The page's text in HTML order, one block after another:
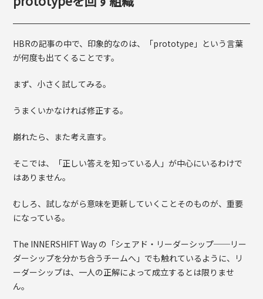
HBRの記事の中で、印象的なのは、「prototype」という言葉
が何度も出てくることです。
まず、小さく試してみる。
うまくいかなければ修正する。
崩れたら、また考え直す。
そこでは、「正しい答えを知っている人」が中心にいるわけで
はありません。
むしろ、試しながら意味を更新していくことそのものが、重要
になっている。
The INNERSHIFT Way の「シェアド・リーダーシップ──リー
ダーシップを分かち合うチームへ」でも触れているように、リ
ーダーシップは、一人の正解によって成立するとは限りませ
ん。